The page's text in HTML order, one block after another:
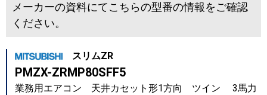
メーカーの資料にてこちらの型番の情報をご確認
ください。
スリムZR
PMZX-ZRMP80SFF5
業務用エアコン 天井カセット形1方向 ツイン 3馬力